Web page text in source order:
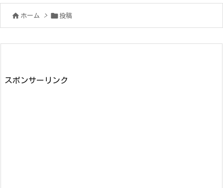
サイド
前へ

 ホーム >  投稿
スポンサーリンク